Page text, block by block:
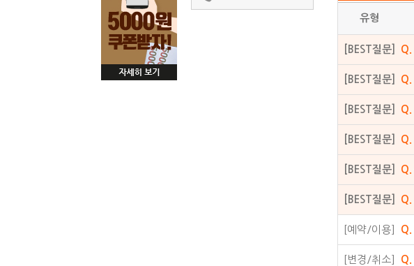
유형
[BEST질문] Q.
[BEST질문] Q.
[BEST질문] Q.
[BEST질문] Q.
[BEST질문] Q.
[BEST질문] Q.
[예약/이용] Q.
[변경/취소] Q.